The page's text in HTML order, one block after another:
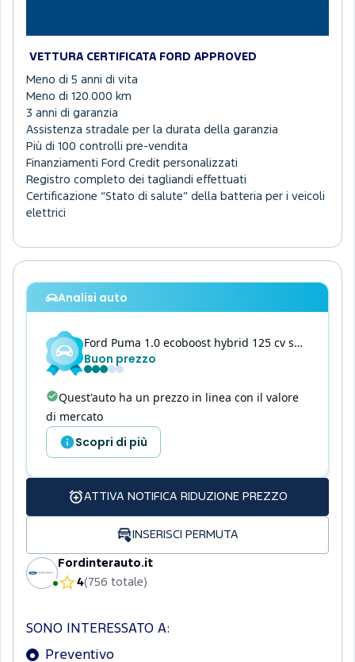
VETTURA CERTIFICATA FORD APPROVED
Meno di 5 anni di vita
Meno di 120.000 km
3 anni di garanzia
Assistenza stradale per la durata della garanzia
Più di 100 controlli pre-vendita
Finanziamenti Ford Credit personalizzati
Registro completo dei tagliandi effettuati
Certificazione “Stato di salute” della batteria per i veicoli
elettrici
Analisi auto
Ford Puma 1.0 ecoboost hybrid 125 cv s&s titanium
Buon prezzo
Quest'auto ha un prezzo in linea con il valore
di mercato
Scopri di più
ATTIVA NOTIFICA RIDUZIONE PREZZO
INSERISCI PERMUTA
Fordinterauto.it
4(756 totale)
SONO INTERESSATO A:
Preventivo